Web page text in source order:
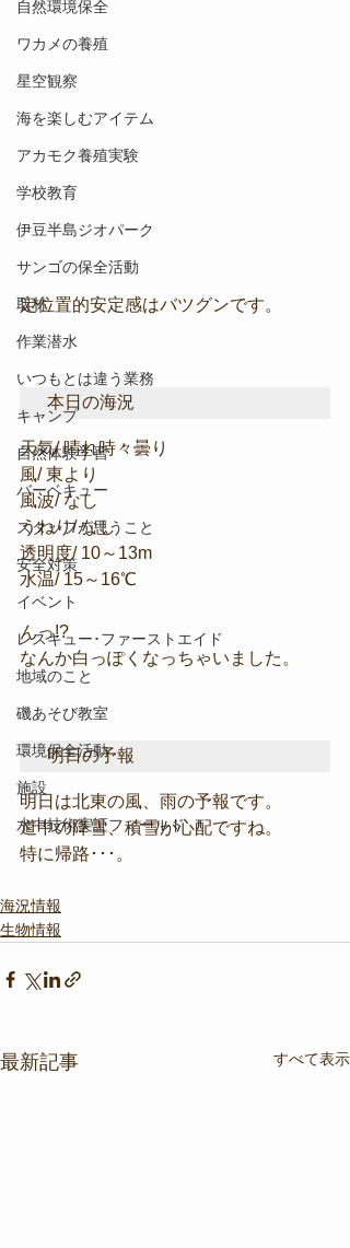
自然環境保全
ワカメの養殖
星空観察
海を楽しむアイテム
アカモク養殖実験
学校教育
伊豆半島ジオパーク
サンゴの保全活動
取材
作業潜水
いつもとは違う業務
キャンプ
自然体験学習
バーベキュー
スタッフが思うこと
安全対策
イベント
レスキュー･ファーストエイド
地域のこと
磯あそび教室
環境保全活動
施設
水中技術実証フィールド
定位置的安定感はバツグンです。
本日の海況
天気/ 晴れ時々曇り
風/ 東より
風波/ なし
うねり/ なし
透明度/ 10～13m
水温/ 15～16℃
んっ!?
なんか白っぽくなっちゃいました。
明日の予報
明日は北東の風、雨の予報です。
道中の降雪、積雪が心配ですね。
特に帰路･･･。
海況情報
生物情報
最新記事 すべて表示